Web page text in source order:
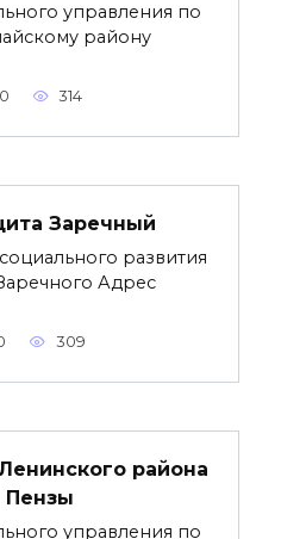
управления по
району
0 314
Заречный
развития
Адрес
309
района
Пензы
управления по